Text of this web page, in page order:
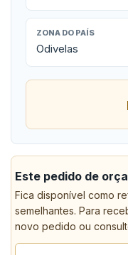
ZONA DO PAÍS
Odivelas
Este pedido de
Fica disponível como
semelhantes. Para
novo pedido ou